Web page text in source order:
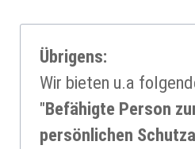
Übrigens:
Wir bieten u.a
"Befähigte Person
persön­lichen